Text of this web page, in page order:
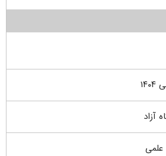
آزاد